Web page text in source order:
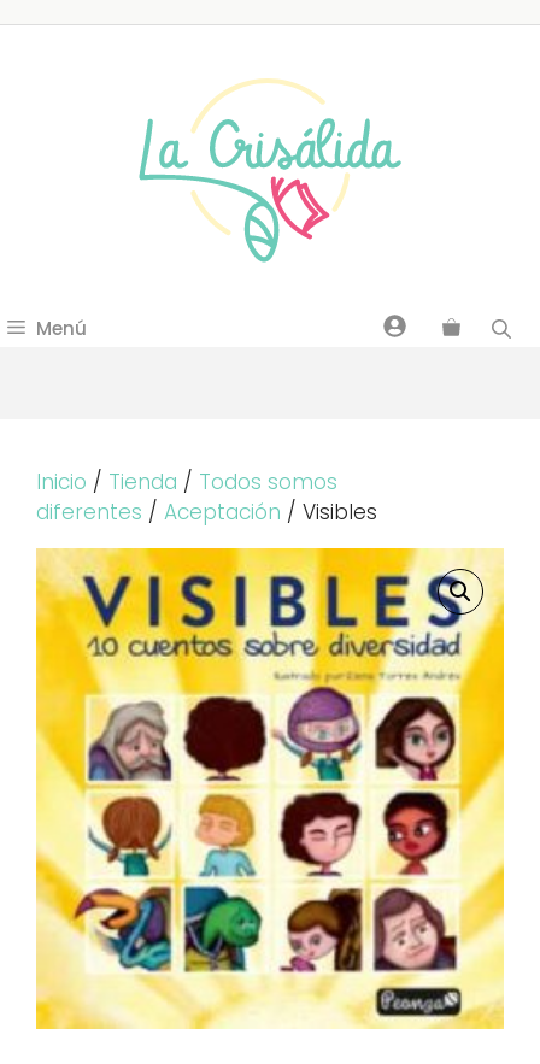
Menú
Inicio / Tienda / Todos somos
diferentes / Aceptación / Visibles